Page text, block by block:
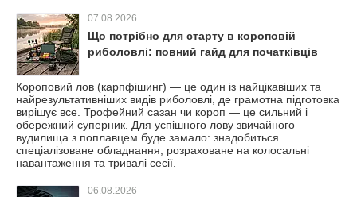
07.08.2026
Що потрібно для старту в короповій
риболовлі: повний гайд для початківців
Короповий лов (карпфішинг) — це один із найцікавіших та
найрезультативніших видів риболовлі, де грамотна підготовка
вирішує все. Трофейний сазан чи короп — це сильний і
обережний суперник. Для успішного лову звичайного
вудилища з поплавцем буде замало: знадобиться
спеціалізоване обладнання, розраховане на колосальні
навантаження та тривалі сесії.
06.08.2026